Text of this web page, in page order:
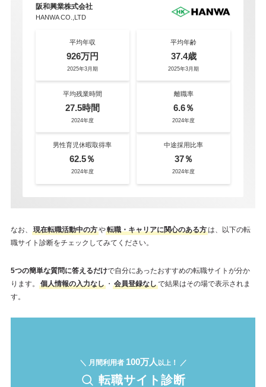
阪和興業株式会社
HANWA CO.,LTD
平均年収
926万円
2025年3月期
平均年齢
37.4歳
2025年3月期
平均残業時間
27.5時間
2024年度
離職率
6.6％
2024年度
男性育児休暇取得率
62.5％
2024年度
中途採用比率
37％
2024年度
なお、 現在転職活動中の方や転職・キャリアに関心のある方は、以下の転
職サイト診断をチェックしてみてください。
5つの簡単な質問に答えるだけで自分にあったおすすめの転職サイトが分か
ります。
個人情報の入力なし ・ 会員登録なし で結果はその場で表示されま
す。
＼ 月間利用者 100万人 以上！ ／
転職サイト診断